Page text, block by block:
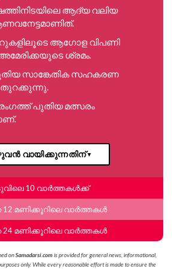
ആദ്യ വലിയ
ആഗോള വിപണി
ശ്രമം.
സാങ്കേതിക സഹകരണ
പുതിയ മത്സരം
വായിക്കുന്നതിന്▼
10 വാർത്തകൾക്ക്
12 മണിക്കൂറിലെ വാർത്തകൾ
24 മണിക്കൂറിലെ വാർത്തകൾ
onSamadarsi.comis provided for general news, informational,
only. While every reasonable effort is made to ensure the